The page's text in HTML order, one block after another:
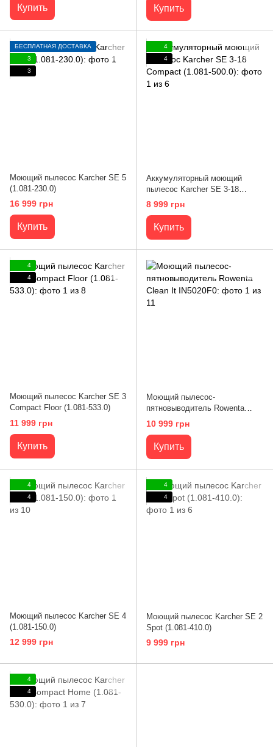
Купить Купить
БЕСПЛАТНАЯ ДОСТАВКА
3
3
Моющий пылесос Karcher SE 5
(1.081-230.0)
16 999 грн
Купить
4
4
Аккумуляторный моющий
пылесос Karcher SE 3-18
Compact (1.081-500.0)
8 999 грн
Купить
4
4
Моющий пылесос Karcher SE 3
Compact Floor (1.081-533.0)
11 999 грн
Купить
Моющий пылесос-
пятновыводитель Rowenta
Clean It IN5020F0
10 999 грн
Купить
4
4
Моющий пылесос Karcher SE 4
(1.081-150.0)
12 999 грн
4
4
Моющий пылесос Karcher SE 2
Spot (1.081-410.0)
9 999 грн
4
4